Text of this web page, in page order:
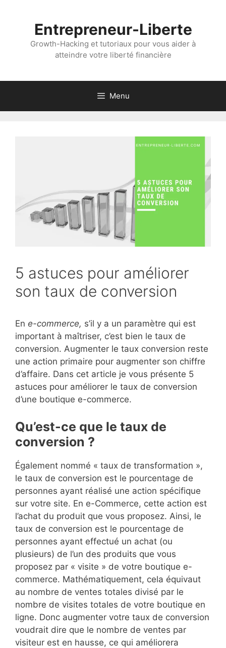
Entrepreneur-Liberte
Growth-Hacking et tutoriaux pour vous aider à
atteindre votre liberté financière
Menu
5 astuces pour améliorer
son taux de conversion
En e-commerce, s’il y a un paramètre qui est
important à maîtriser, c’est bien le taux de
conversion. Augmenter le taux conversion reste
une action primaire pour augmenter son chiffre
d’affaire. Dans cet article je vous présente 5
astuces pour améliorer le taux de conversion
d’une boutique e-commerce.
Qu’est-ce que le taux de
conversion ?
Également nommé « taux de transformation »,
le taux de conversion est le pourcentage de
personnes ayant réalisé une action spécifique
sur votre site. En e-Commerce, cette action est
l’achat du produit que vous proposez. Ainsi, le
taux de conversion est le pourcentage de
personnes ayant effectué un achat (ou
plusieurs) de l’un des produits que vous
proposez par « visite » de votre boutique e-
commerce. Mathématiquement, cela équivaut
au nombre de ventes totales divisé par le
nombre de visites totales de votre boutique en
ligne. Donc augmenter votre taux de conversion
voudrait dire que le nombre de ventes par
visiteur est en hausse, ce qui améliorera